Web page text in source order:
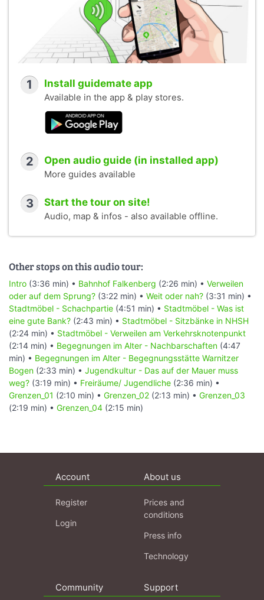
1 Install guidemate app
Available in the app & play stores.
2 Open audio guide (in installed app)
More guides available
3 Start the tour on site!
Audio, map & infos - also available offline.
Other stops on this audio tour:
Intro (3:36 min) • Bahnhof Falkenberg (2:26 min) • Verweilen
oder auf dem Sprung? (3:22 min) • Weit oder nah? (3:31 min) •
Stadtmöbel - Schachpartie (4:51 min) • Stadtmöbel - Was ist
eine gute Bank? (2:43 min) • Stadtmöbel - Sitzbänke in NHSH
(2:24 min) • Stadtmöbel - Verweilen am Verkehrsknotenpunkt
(2:14 min) • Begegnungen im Alter - Nachbarschaften (4:47
min) • Begegnungen im Alter - Begegnungsstätte Warnitzer
Bogen (2:33 min) • Jugendkultur - Das auf der Mauer muss
weg? (3:19 min) • Freiräume/ Jugendliche (2:36 min) •
Grenzen_01 (2:10 min) • Grenzen_02 (2:13 min) • Grenzen_03
(2:19 min) • Grenzen_04 (2:15 min)
Account
Register
Login
About us
Prices and
conditions
Press info
Technology
Community Support